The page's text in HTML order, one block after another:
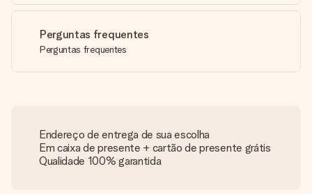
Perguntas frequentes
Perguntas frequentes
Endereço de entrega de sua escolha
Em caixa de presente + cartão de presente grátis
Qualidade 100% garantida